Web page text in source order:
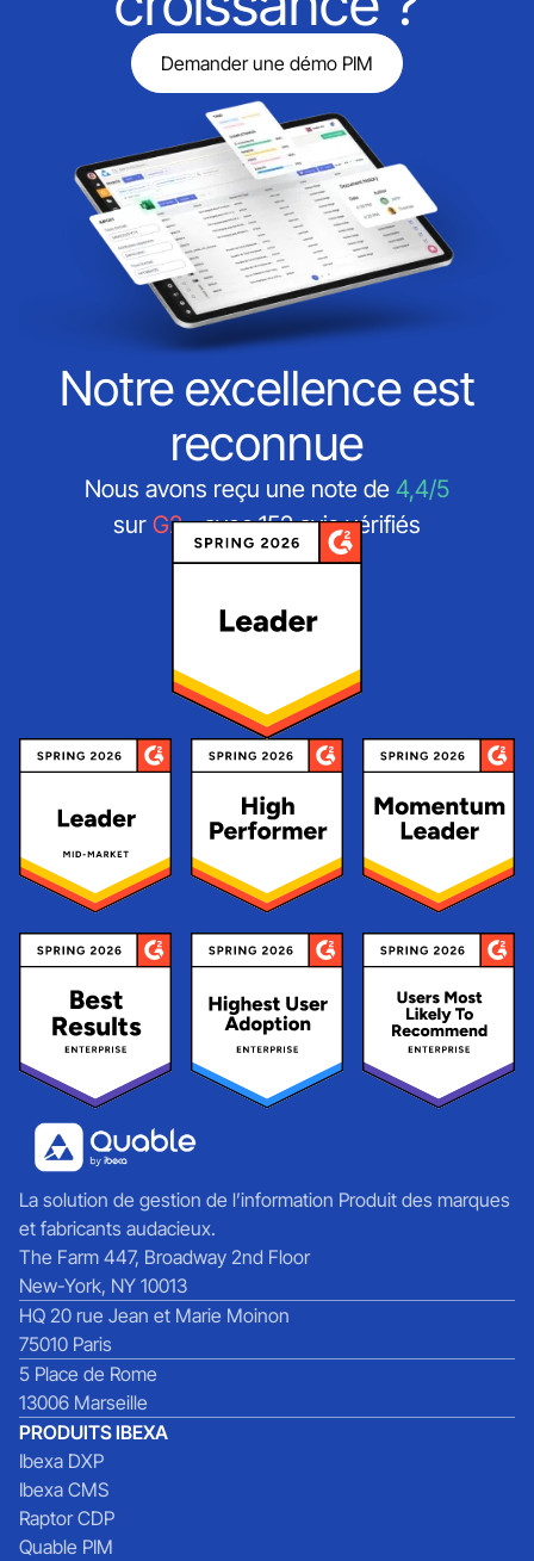
Demander une démo PIM
Notre excellence est
reconnue
Nous avons reçu une note de 4,4/5
sur G2- avec 152 avis vérifiés
La solution de gestion de l’information Produit des marques
et fabricants audacieux.
The Farm 447, Broadway 2nd Floor
New-York, NY 10013
HQ 20 rue Jean et Marie Moinon
75010 Paris
5 Place de Rome
13006 Marseille
PRODUITS IBEXA
Ibexa DXP
Ibexa CMS
Raptor CDP
Quable PIM